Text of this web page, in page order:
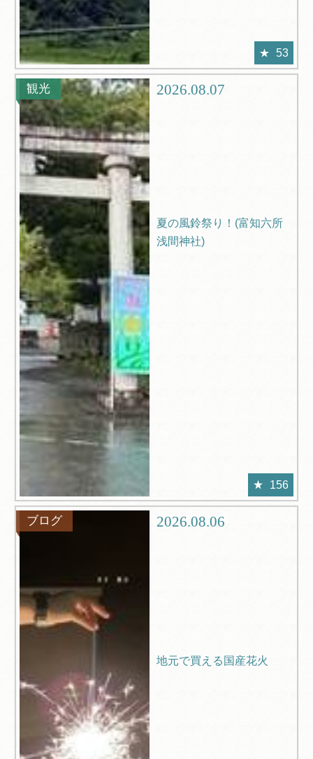
53
観光 2026.08.07
夏の風鈴祭り！(富知六所
浅間神社)
156
ブログ 2026.08.06
地元で買える国産花火